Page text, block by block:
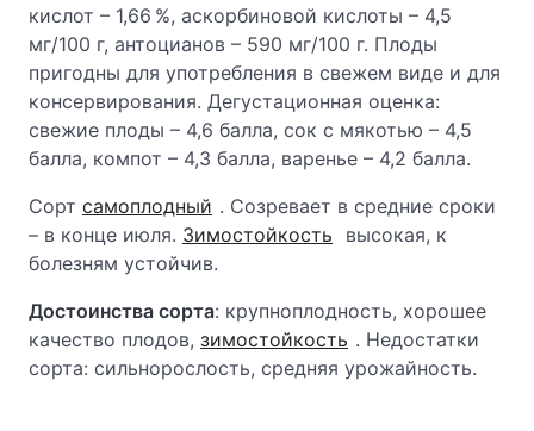
кислот – 1,66 %, аскорбиновой кислоты – 4,5
мг/100 г, антоцианов – 590 мг/100 г. Плоды
пригодны для употребления в свежем виде и для
консервирования. Дегустационная оценка:
свежие плоды – 4,6 балла, сок с мякотью – 4,5
балла, компот – 4,3 балла, варенье – 4,2 балла.
Сорт самоплодный . Созревает в средние сроки
– в конце июля. Зимостойкость
высокая, к
болезням устойчив.
Достоинства сорта: крупноплодность, хорошее
качество плодов, зимостойкость . Недостатки
сорта: сильнорослость, средняя урожайность.